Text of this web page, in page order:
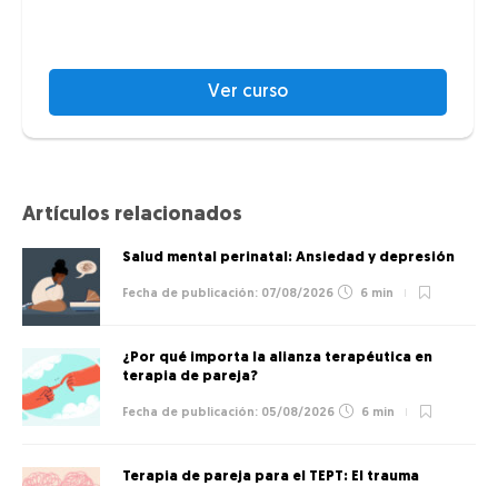
Ver curso
Artículos relacionados
Salud mental perinatal: Ansiedad y depresión
07/08/2026 6 min
¿Por qué importa la alianza terapéutica en
terapia de pareja?
05/08/2026 6 min
Terapia de pareja para el TEPT: El trauma